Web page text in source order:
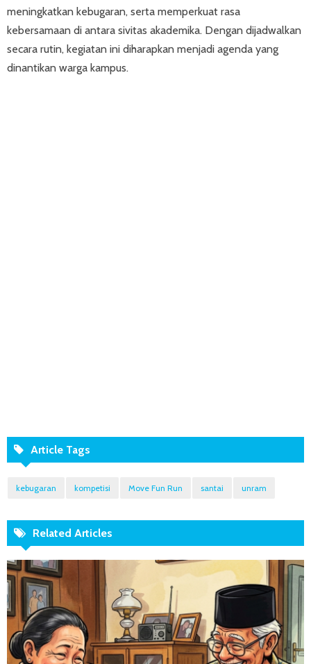
meningkatkan kebugaran, serta memperkuat rasa
kebersamaan di antara sivitas akademika. Dengan dijadwalkan
secara rutin, kegiatan ini diharapkan menjadi agenda yang
dinantikan warga kampus.
Article Tags
kebugaran kompetisi Move Fun Run santai unram
Related Articles